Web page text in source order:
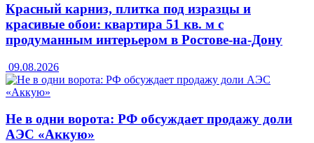
Красный карниз, плитка под изразцы и
красивые обои: квартира 51 кв. м с
продуманным интерьером в Ростове-на-Дону
09.08.2026
Не в одни ворота: РФ обсуждает продажу доли
АЭС «Аккую»